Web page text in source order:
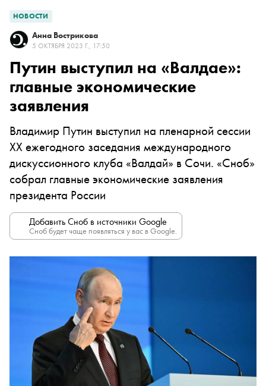
НОВОСТИ
Анна Вострикова
5 ОКТЯБРЯ 2023 Г., 17:50
Путин выступил на «Валдае»:
главные экономические
заявления
Владимир Путин выступил на пленарной сессии
XX ежегодного заседания международного
дискуссионного клуба «Валдай» в Сочи. «Сноб»
собрал главные экономические заявления
президента России
Добавить Сноб в источники Google
Сноб будет чаще появляться у вас в Google.